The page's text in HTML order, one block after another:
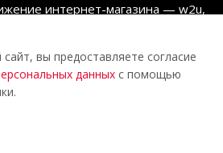
интернет-магазина — w2u,
центр», 2026
соглашение
персональных данных
вы предоставляете согласие
данных с помощью